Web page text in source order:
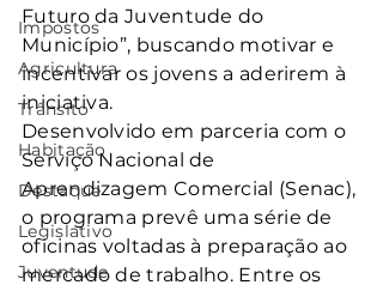
Impostos
Agricultura
Trânsito
Habitação
Destaque
Legislativo
Juventude
Futuro da Juventude do
Município”, buscando motivar e
incentivar os jovens a aderirem à
iniciativa.
Desenvolvido em parceria com o
Serviço Nacional de
Aprendizagem Comercial (Senac),
o programa prevê uma série de
oficinas voltadas à preparação ao
mercado de trabalho. Entre os